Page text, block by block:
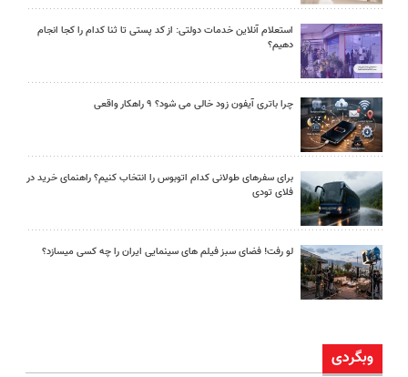
استعلام آنلاین خدمات دولتی: از کد پستی تا ثنا کدام را کجا انجام
دهیم؟
چرا باتری آیفون زود خالی می شود؟ ۹ راهکار واقعی
برای سفرهای طولانی کدام اتوبوس را انتخاب کنیم؟ راهنمای خرید در
فلای تودی
لو رفت! فضای سبز فیلم های سینمایی ایران را چه کسی میسازد؟
وبگردی